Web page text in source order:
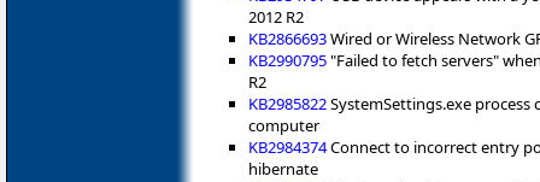
2012 R2
KB2866693Wired or Wireless Network
KB2990795"Failed to fetch servers"
R2
KB2985822SystemSettings.exe process
computer
KB2984374Connect to incorrect entry
hibernate